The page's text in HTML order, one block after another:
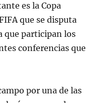
es la Copa
que se disputa
que participan los
conferencias que
por una de las